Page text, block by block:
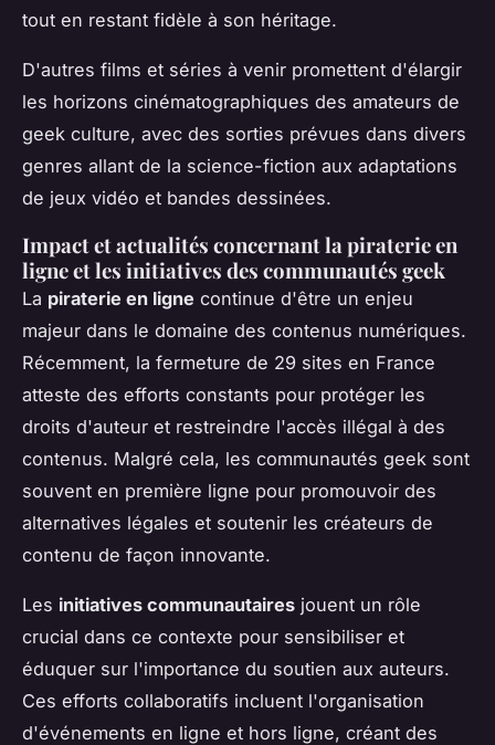
tout en restant fidèle à son héritage.
D'autres films et séries à venir promettent d'élargir
les horizons cinématographiques des amateurs de
geek culture, avec des sorties prévues dans divers
genres allant de la science-fiction aux adaptations
de jeux vidéo et bandes dessinées.
Impact et actualités concernant la piraterie en
ligne et les initiatives des communautés geek
La piraterie en ligne continue d'être un enjeu
majeur dans le domaine des contenus numériques.
Récemment, la fermeture de 29 sites en France
atteste des efforts constants pour protéger les
droits d'auteur et restreindre l'accès illégal à des
contenus. Malgré cela, les communautés geek sont
souvent en première ligne pour promouvoir des
alternatives légales et soutenir les créateurs de
contenu de façon innovante.
Les initiatives communautaires jouent un rôle
crucial dans ce contexte pour sensibiliser et
éduquer sur l'importance du soutien aux auteurs.
Ces efforts collaboratifs incluent l'organisation
d'événements en ligne et hors ligne, créant des